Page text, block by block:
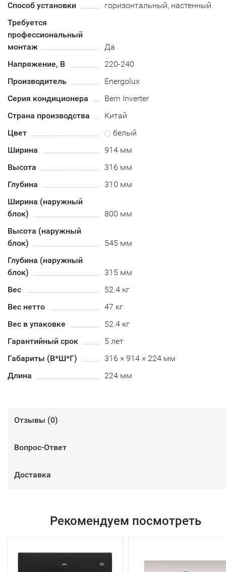
Способ установки
горизонтальный, настенный
Требуется
профессиональный
монтаж
Да
Напряжение, В
220-240
Производитель
Energolux
Серия кондиционера
Bern Inverter
Страна производства
Китай
Цвет
белый
Ширина
914 мм
Высота
316 мм
Глубина
310 мм
Ширина (наружный
блок)
800 мм
Высота (наружный
блок)
545 мм
Глубина (наружный
блок)
315 мм
Вес
52.4 кг
Вес нетто
47 кг
Вес в упаковке
52.4 кг
Гарантийный срок
5 лет
Габариты (В*Ш*Г)
316 × 914 × 224 мм
Длина
224 мм
Отзывы (0)
Вопрос-Ответ
Доставка
Рекомендуем посмотреть